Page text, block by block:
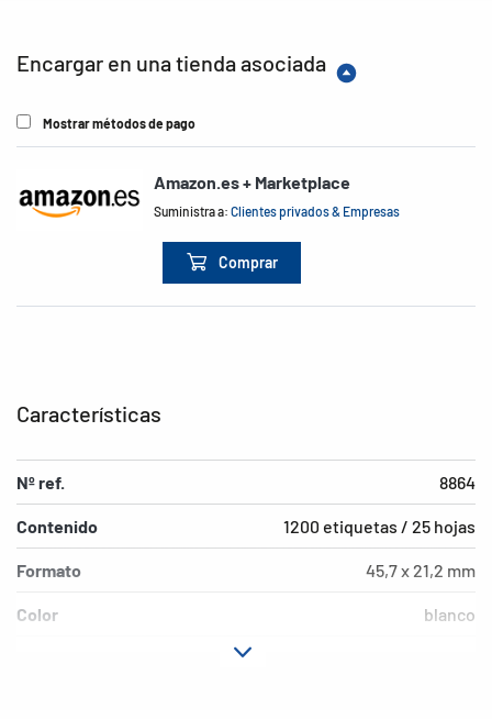
Encargar en una tienda asociada
Mostrar métodos de pago
Amazon.es + Marketplace
Suministra a:Clientes privados & Empresas
Comprar
Características
Nº ref. 8864
Contenido 1200 etiquetas / 25 hojas
Formato 45,7 x 21,2 mm
Color blanco